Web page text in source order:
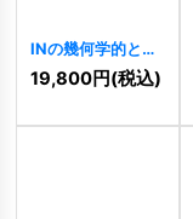
INの幾何学的と情
熱的成長ロゴ
10408
19,800円(税込)